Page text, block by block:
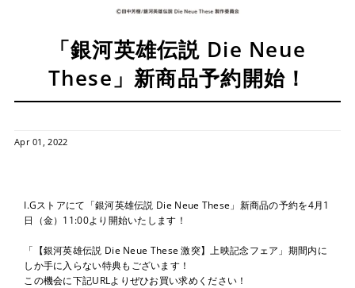
「銀河英雄伝説 Die Neue
These」新商品予約開始！
Apr 01, 2022
I.Gストアにて「銀河英雄伝説 Die Neue These」新商品の予約を4月1
日（金）11:00より開始いたします！
「【銀河英雄伝説 Die Neue These 激突】上映記念フェア」期間内に
しか手に入らない特典もございます！
この機会に下記URLよりぜひお買い求めください！